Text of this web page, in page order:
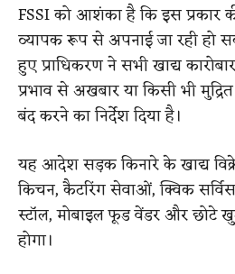
FSSI को आशंका है कि इस प्रकार
व्यापक रूप से अपनाई जा रही हो
हुए प्राधिकरण ने सभी खाद्य
प्रभाव से अखबार या किसी भी
बंद करने का निर्देश दिया है।
यह आदेश सड़क किनारे के खाद्य
किचन, कैटरिंग सेवाओं, क्विक
स्टॉल, मोबाइल फूड वेंडर और छोटे
होगा।